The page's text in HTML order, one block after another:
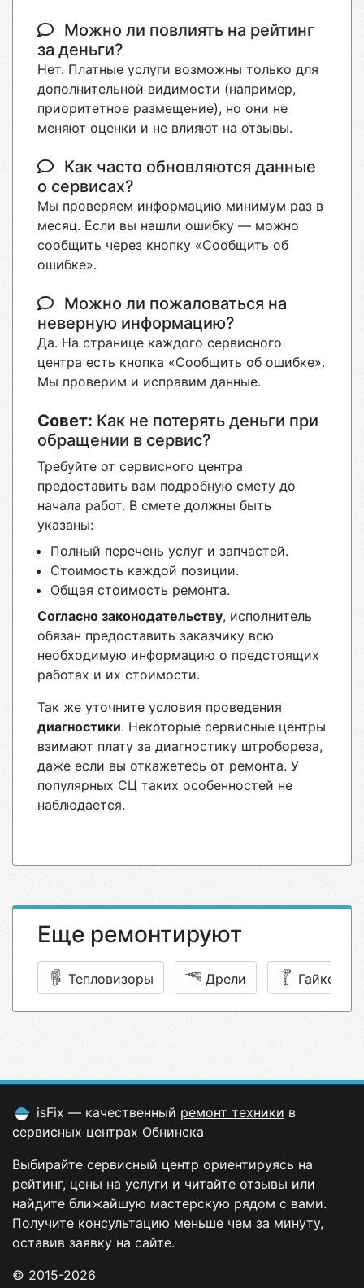
Можно ли повлиять на рейтинг
за деньги?
Нет. Платные услуги возможны только для
дополнительной видимости (например,
приоритетное размещение), но они не
меняют оценки и не влияют на отзывы.
Как часто обновляются данные
о сервисах?
Мы проверяем информацию минимум раз в
месяц. Если вы нашли ошибку — можно
сообщить через кнопку «Сообщить об
ошибке».
Можно ли пожаловаться на
неверную информацию?
Да. На странице каждого сервисного
центра есть кнопка «Сообщить об ошибке».
Мы проверим и исправим данные.
Совет: Как не потерять деньги при
обращении в сервис?
Требуйте от сервисного центра
предоставить вам подробную смету до
начала работ. В смете должны быть
указаны:
Полный перечень услуг и запчастей.
Стоимость каждой позиции.
Общая стоимость ремонта.
Согласно законодательству, исполнитель
обязан предоставить заказчику всю
необходимую информацию о предстоящих
работах и их стоимости.
Так же уточните условия проведения
диагностики. Некоторые сервисные центры
взимают плату за диагностику штробореза,
даже если вы откажетесь от ремонта. У
популярных СЦ таких особенностей не
наблюдается.
Еще ремонтируют
Тепловизоры Дрели
isFix — качественный ремонт техники в
сервисных центрах Обнинска
Выбирайте сервисный центр ориентируясь на
рейтинг, цены на услуги и читайте отзывы или
найдите ближайшую мастерскую рядом с вами.
Получите консультацию меньше чем за минуту,
оставив заявку на сайте.
© 2015-2026